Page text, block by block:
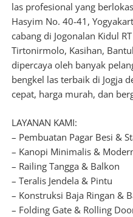
las profesional yang
Hasyim No. 40-41,
cabang di Jogonalan Kidul
Tirtonirmolo, Kasihan,
dipercaya oleh banyak
bengkel las terbaik di Jogja
cepat, harga murah, dan
LAYANAN KAMI:
– Pembuatan Pagar Besi &
– Kanopi Minimalis &
– Railing Tangga & Balkon
– Teralis Jendela & Pintu
– Konstruksi Baja Ringan &
– Folding Gate & Rolling